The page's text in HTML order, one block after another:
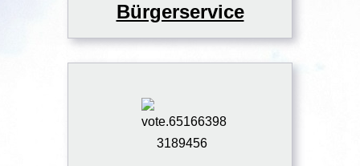
Bürgerservice